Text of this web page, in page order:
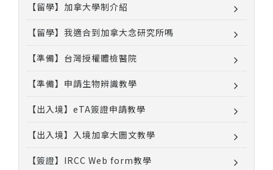
【留學】加拿大學制介紹
【留學】我適合到加拿大念研究所嗎
【準備】台灣授權體檢醫院
【準備】申請生物辨識教學
【出入境】eTA簽證申請教學
【出入境】入境加拿大圖文教學
【簽證】IRCC Web form教學